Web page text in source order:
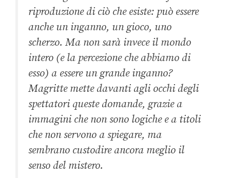
riproduzione di ciò che esiste: può essere
anche un inganno, un gioco, uno
scherzo. Ma non sarà invece il mondo
intero (e la percezione che abbiamo di
esso) a essere un grande inganno?
Magritte mette davanti agli occhi degli
spettatori queste domande, grazie a
immagini che non sono logiche e a titoli
che non servono a spiegare, ma
sembrano custodire ancora meglio il
senso del mistero.